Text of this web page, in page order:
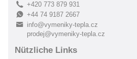
L +420 773 879 931
E+44 74 9187 2667
B
info@vymeniky-tepla.cz
prodej@vymeniky-tepla.cz
Nützliche Links